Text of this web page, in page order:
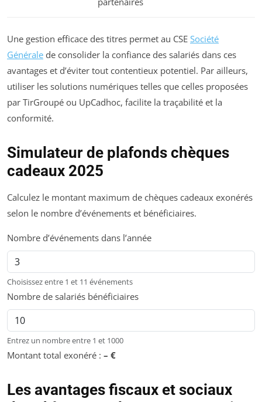
Une gestion efficace des titres permet au CSE Société
Générale de consolider la confiance des salariés dans ces
avantages et d’éviter tout contentieux potentiel. Par ailleurs,
utiliser les solutions numériques telles que celles proposées
par TirGroupé ou UpCadhoc, facilite la traçabilité et la
conformité.
Simulateur de plafonds chèques
cadeaux 2025
Calculez le montant maximum de chèques cadeaux exonérés
selon le nombre d’événements et bénéficiaires.
Nombre d’événements dans l’année
Choisissez entre 1 et 11 événements
Nombre de salariés bénéficiaires
Entrez un nombre entre 1 et 1000
Montant total exonéré : – €
Les avantages fiscaux et sociaux